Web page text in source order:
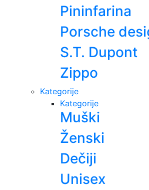
Pininfarina
Porsche
S.T. Dupont
Zippo
Kategorije
Kategorije
Muški
Ženski
Dečiji
Unisex